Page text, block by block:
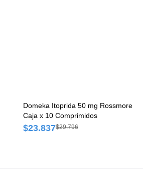
Domeka Itoprida 50 mg Rossmore
Caja x 10 Comprimidos
$23.837$29.796